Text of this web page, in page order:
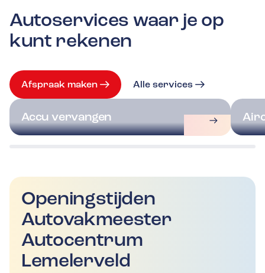
Autoservices waar je op
kunt rekenen
Afspraak maken Alle services
Accu vervangen
Openingstijden
Autovakmeester
Autocentrum
Lemelerveld